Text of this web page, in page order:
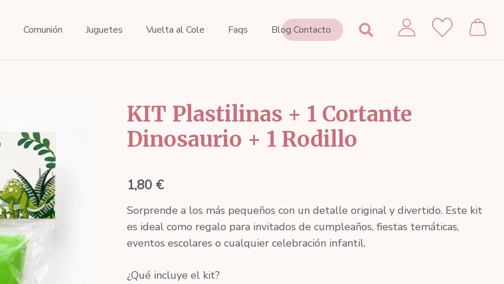
Comunión Juguetes Vuelta al Cole Faqs Blog Contacto
KIT Plastilinas + 1 Cortante
Dinosaurio + 1 Rodillo
1,80 €
Sorprende a los más pequeños con un detalle original y divertido. Este kit
es ideal como regalo para invitados de cumpleaños, fiestas temáticas,
eventos escolares o cualquier celebración infantil.
¿Qué incluye el kit?